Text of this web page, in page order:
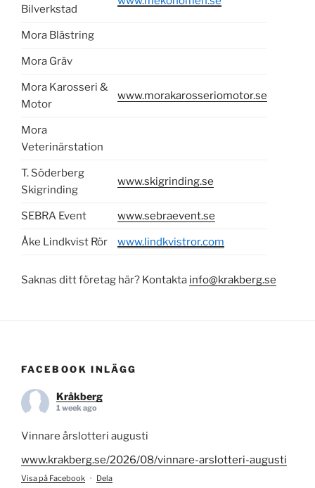
Bilverkstad
Mora Blästring
Mora Gräv
Mora Karosseri &
Motor
www.morakarosseriomotor.se
Mora
Veterinärstation
T. Söderberg
Skigrinding
www.skigrinding.se
SEBRA Event www.sebraevent.se
Åke Lindkvist Rör www.lindkvistror.com
Saknas ditt företag här? Kontakta info@krakberg.se
FACEBOOK INLÄGG
Kråkberg
1 week ago
Vinnare årslotteri augusti
www.krakberg.se/2026/08/vinnare-arslotteri-augusti
Visa på Facebook · Dela